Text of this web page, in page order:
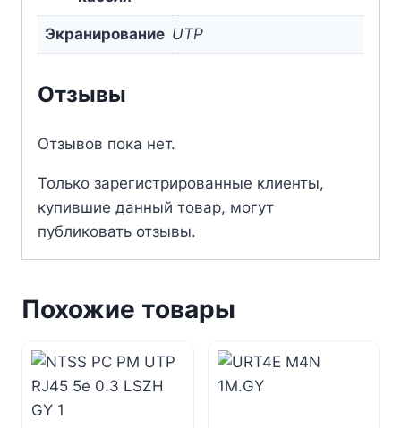
Экранирование UTP
Отзывы
Отзывов пока нет.
Только зарегистрированные клиенты,
купившие данный товар, могут
публиковать отзывы.
Похожие товары